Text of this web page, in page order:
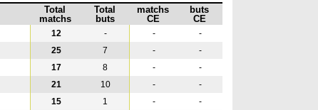
Total
matchs
Total
buts
matchs
CE
buts
CE
12 - -
-
25 7 -
-
17 8 -
-
21 10 -
-
15 1 -
-